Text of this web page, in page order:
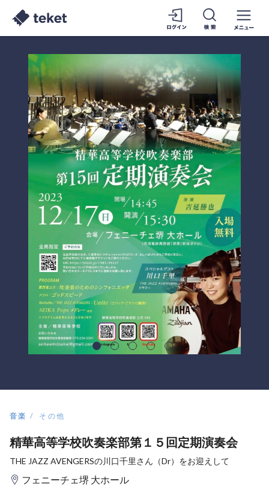
音楽 その他
精華高等学校吹奏楽部第１５回定期演奏会
THE JAZZ AVENGERSの川口千里さん（Dr）をお迎えして
フェニーチェ堺 大ホール